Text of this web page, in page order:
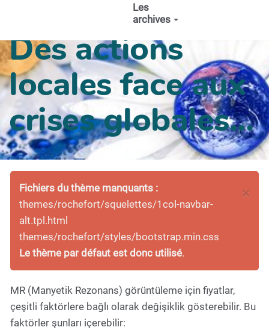
Les
archives
Des actions
locales face aux
crises globales...
×
Fichiers du thème manquants :
themes/rochefort/squelettes/1col-navbar-
alt.tpl.html
themes/rochefort/styles/bootstrap.min.css
Le thème par défaut est donc utilisé.
MR (Manyetik Rezonans) görüntüleme için fiyatlar,
çeşitli faktörlere bağlı olarak değişiklik gösterebilir. Bu
faktörler şunları içerebilir: